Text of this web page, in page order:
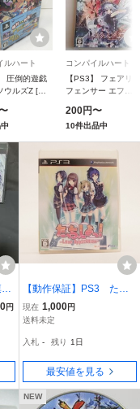
ルハート
圧倒的遊戯
ウルズZ [限
コンパイルハート
【PS3】 フェアリー
フェンサー エフ
常版］
200円〜
10件出品中
Pl
円
【動作保証】PS3 たっ
ち、しよっ！ ～Love App
lication～
現在 1,000円
送料未定
入札 - 残り 1日
最安値を見る
NEW